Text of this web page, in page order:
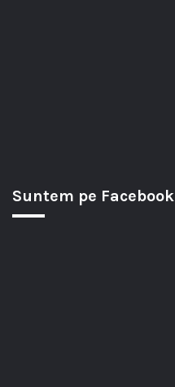
Suntem pe Facebook